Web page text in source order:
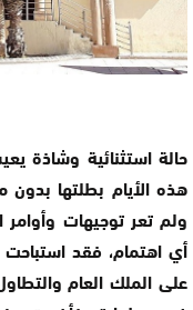
حالة استثنائية وشاذة
هذه الأيام بطلتها
ولم تعر توجيهات
أي اهتمام، فقد
على الملك العام